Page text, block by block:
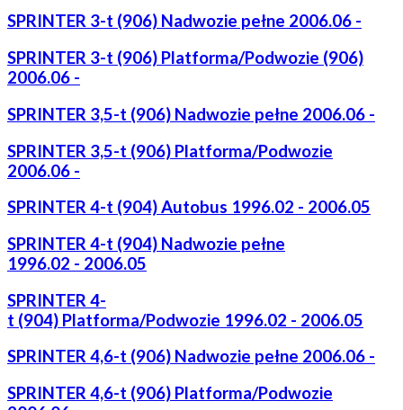
SPRINTER 3-t (906) Nadwozie pełne 2006.06 -
SPRINTER 3-t (906) Platforma/Podwozie (906)
2006.06 -
SPRINTER 3,5-t (906) Nadwozie pełne 2006.06 -
SPRINTER 3,5-t (906) Platforma/Podwozie
2006.06 -
SPRINTER 4-t (904) Autobus 1996.02 - 2006.05
SPRINTER 4-t (904) Nadwozie pełne
1996.02 - 2006.05
SPRINTER 4-
t (904) Platforma/Podwozie 1996.02 - 2006.05
SPRINTER 4,6-t (906) Nadwozie pełne 2006.06 -
SPRINTER 4,6-t (906) Platforma/Podwozie